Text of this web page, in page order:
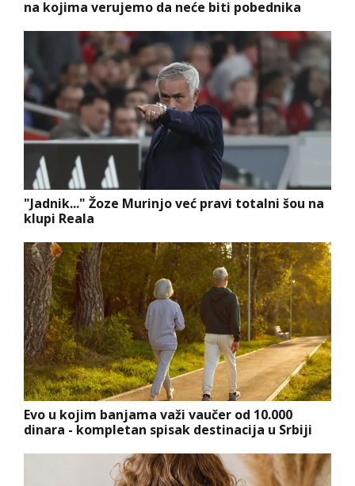
na kojima verujemo da neće biti pobednika
"Jadnik..." Žoze Murinjo već pravi totalni šou na
klupi Reala
Evo u kojim banjama važi vaučer od 10.000
dinara - kompletan spisak destinacija u Srbiji